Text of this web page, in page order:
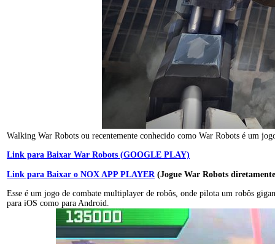
Walking War Robots ou recentemente conhecido como War Robots é um
Link para Baixar War Robots (GOOGLE PLAY)
Link para Baixar o NOX APP PLAYER(Jogue War Robots
Esse é um jogo de combate multiplayer de robôs, onde pilota um robôs
para iOS como para Android.